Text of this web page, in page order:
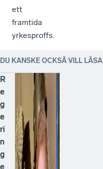
ett
framtida
yrkesproffs.
DU KANSKE OCKSÅ VILL LÄSA
R
e
g
e
ri
n
g
e